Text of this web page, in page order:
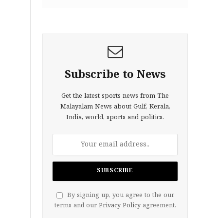
Subscribe to News
Get the latest sports news from The
Malayalam News about Gulf, Kerala,
India, world, sports and politics.
By signing up, you agree to the our
terms and our Privacy Policyagreement.